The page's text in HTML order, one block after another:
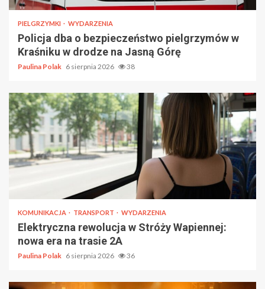
PIELGRZYMKI WYDARZENIA
Policja dba o bezpieczeństwo pielgrzymów w
Kraśniku w drodze na Jasną Górę
Paulina Polak 6 sierpnia 2026 38
KOMUNIKACJA TRANSPORT WYDARZENIA
Elektryczna rewolucja w Stróży Wapiennej:
nowa era na trasie 2A
Paulina Polak 6 sierpnia 2026 36